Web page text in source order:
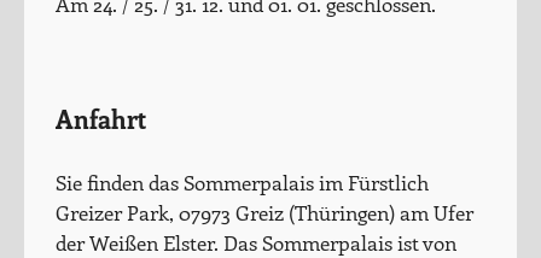
Anfahrt
Sie finden das Sommerpalais im Fürstlich
Greizer Park, 07973 Greiz (Thüringen) am Ufer
der Weißen Elster. Das Sommerpalais ist von